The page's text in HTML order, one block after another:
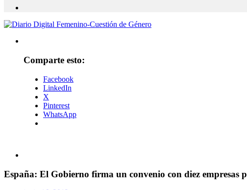
Comparte esto:
Facebook
LinkedIn
X
Pinterest
WhatsApp
España: El Gobierno firma un convenio con diez empresas